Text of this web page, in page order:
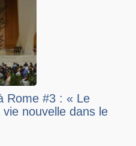
Rome #3 : « Le
nouvelle dans le